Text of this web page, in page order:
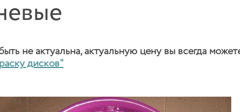
не актуальна, актуальную цену вы всегда
дисков"